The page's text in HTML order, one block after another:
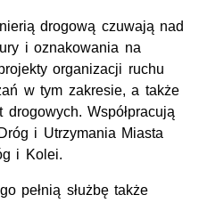
drogową czuwają nad
i oznakowania na
organizacji ruchu
w tym zakresie, a także
Współpracują
i Utrzymania Miasta
i Kolei.
pełnią służbę także